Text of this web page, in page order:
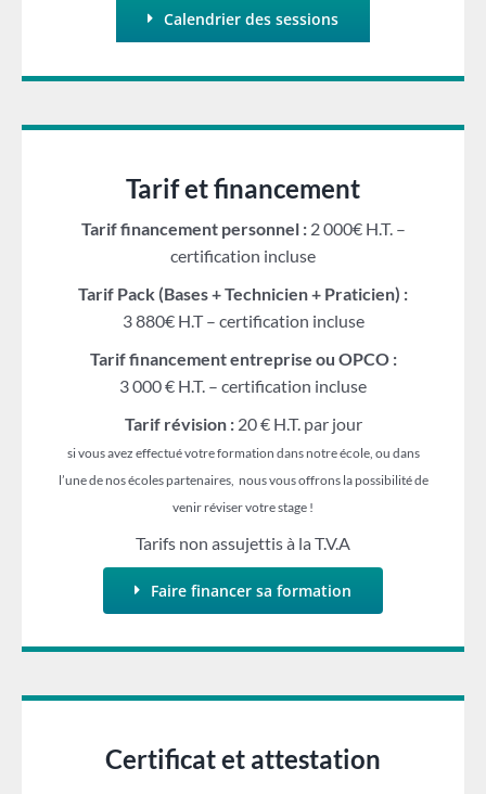
Calendrier des sessions
Tarif et financement
Tarif financement personnel : 2 000€ H.T. –
certification incluse
Tarif Pack (Bases + Technicien + Praticien) :
3 880€ H.T – certification incluse
Tarif financement entreprise ou OPCO :
3 000 € H.T. – certification incluse
Tarif révision : 20 € H.T. par jour
si vous avez effectué votre formation dans notre école, ou dans
l’une de nos écoles partenaires, nous vous offrons la possibilité de
venir réviser votre stage !
Tarifs non assujettis à la T.V.A
Faire financer sa formation
Certificat et attestation